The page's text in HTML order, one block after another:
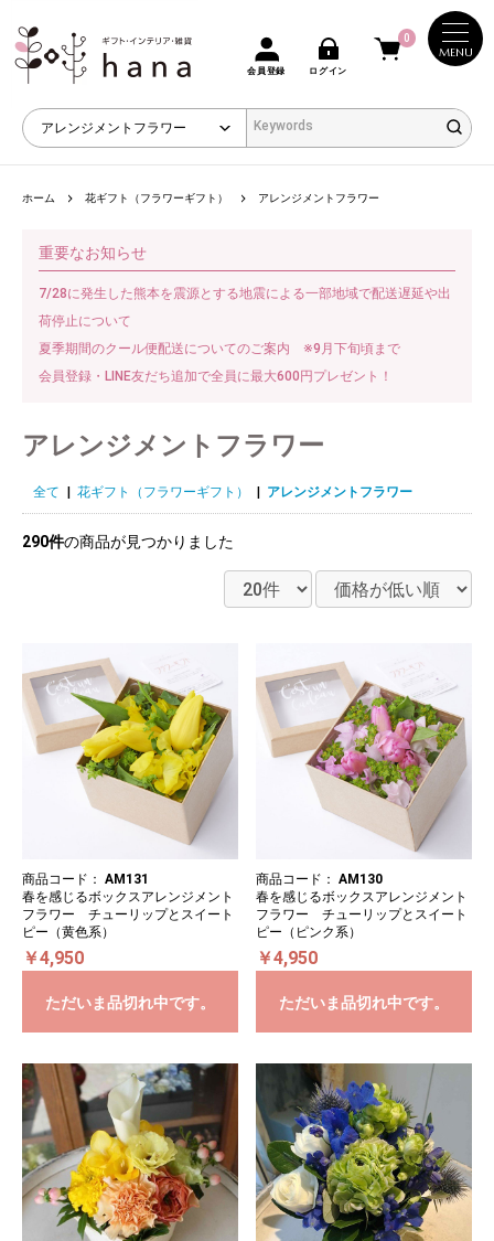
MENU
会員登録 ログイン
0
ホーム 花ギフト（フラワーギフト） アレンジメントフラワー
重要なお知らせ
7/28に発生した熊本を震源とする地震による一部地域で配送遅延や出
荷停止について
夏季期間のクール便配送についてのご案内 ※9月下旬頃まで
会員登録・LINE友だち追加で全員に最大600円プレゼント！
アレンジメントフラワー
全て 花ギフト（フラワーギフト） アレンジメントフラワー
290件の商品が見つかりました
商品コード： AM131
春を感じるボックスアレンジメント
フラワー チューリップとスイート
ピー（黄色系）
￥4,950
ただいま品切れ中です。
商品コード： AM130
春を感じるボックスアレンジメント
フラワー チューリップとスイート
ピー（ピンク系）
￥4,950
ただいま品切れ中です。